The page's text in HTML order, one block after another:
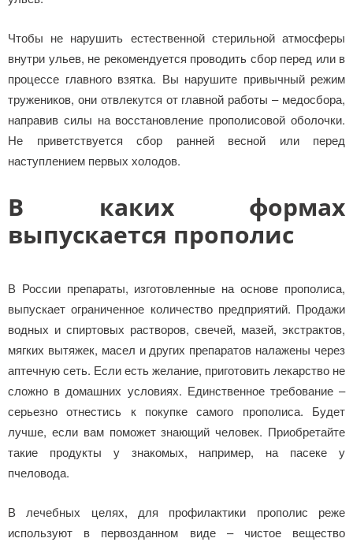
Чтобы не нарушить естественной стерильной атмосферы
внутри ульев, не рекомендуется проводить сбор перед или в
процессе главного взятка. Вы нарушите привычный режим
тружеников, они отвлекутся от главной работы – медосбора,
направив силы на восстановление прополисовой оболочки.
Не приветствуется сбор ранней весной или перед
наступлением первых холодов.
В каких формах
выпускается прополис
В России препараты, изготовленные на основе прополиса,
выпускает ограниченное количество предприятий. Продажи
водных и спиртовых растворов, свечей, мазей, экстрактов,
мягких вытяжек, масел и других препаратов налажены через
аптечную сеть. Если есть желание, приготовить лекарство не
сложно в домашних условиях. Единственное требование –
серьезно отнестись к покупке самого прополиса. Будет
лучше, если вам поможет знающий человек. Приобретайте
такие продукты у знакомых, например, на пасеке у
пчеловода.
В лечебных целях, для профилактики прополис реже
используют в первозданном виде – чистое вещество